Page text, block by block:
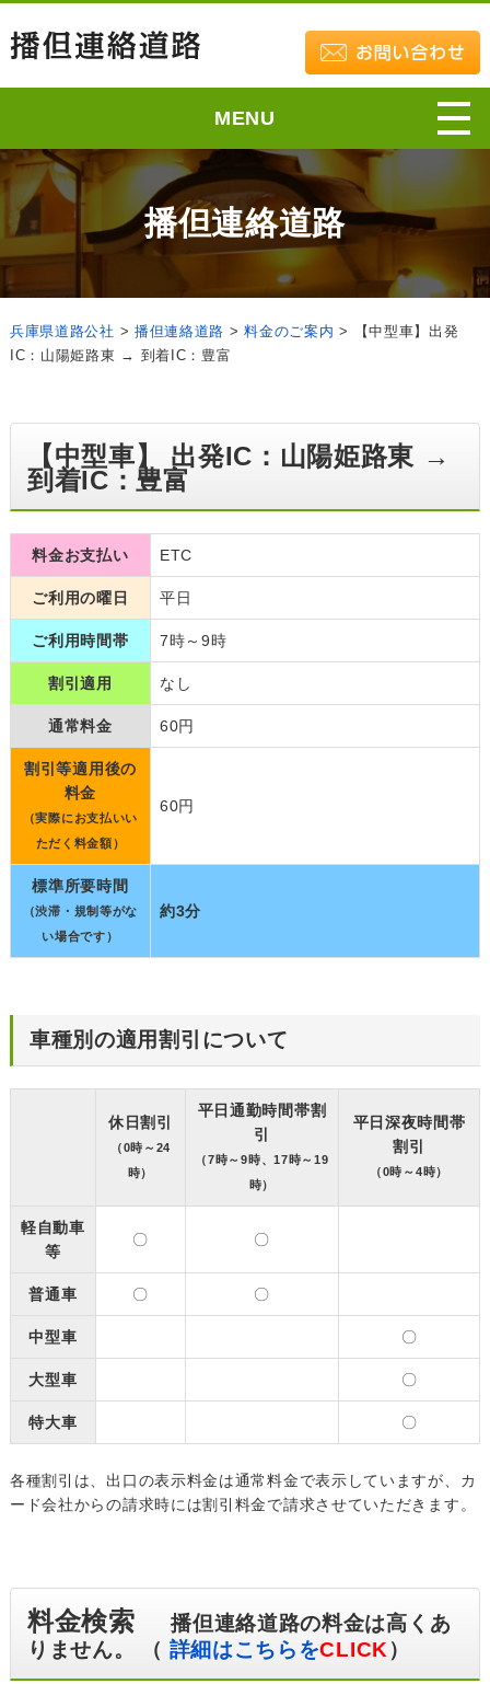
MENU
播但連絡道路
兵庫県道路公社 > 播但連絡道路 >料金のご案内 >
【中型車】出発
IC：山陽姫路東 → 到着IC：豊富
【中型車】 出発IC：山陽姫路東 →
到着IC：豊富
料金お支払い ETC
ご利用の曜日 平日
ご利用時間帯 7時～9時
割引適用 なし
通常料金 60円
割引等適用後の
料金
（実際にお支払いい
ただく料金額）
60円
標準所要時間
（渋滞・規制等がな
い場合です）
約3分
車種別の適用割引について
休日割引
（0時～24
時）
平日通勤時間帯割
引
（7時～9時、17時～19
時）
平日深夜時間帯
割引
（0時～4時）
軽自動車
等
〇 〇
普通車 〇 〇
中型車 〇
大型車 〇
特大車 〇
各種割引は、出口の表示料金は通常料金で表示していますが、カ
ード会社からの請求時には割引料金で請求させていただきます。
料金検索播但連絡道路の料金は高くあ
りません。 （ 詳細はこちらをCLICK ）